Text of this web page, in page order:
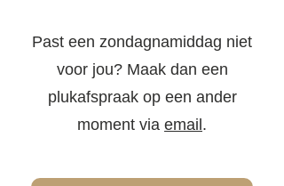
Past een zondagnamiddag niet
voor jou? Maak dan een
plukafspraak op een ander
moment via email .